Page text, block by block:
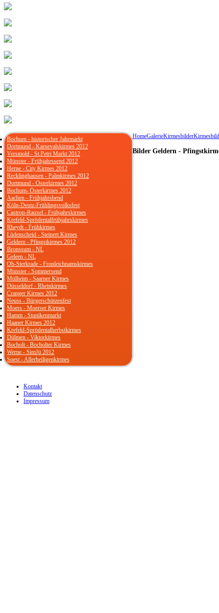
HomeGalerieKirmesbilder
Bilder Geldern -
Bochum - historischer Jahrmarkt
Dortmund - Karnevalskirmes 2012
Versmold - St.Petri Markt 2012
Münster - Frühjahrssend 2012
Herne - City Kirmes 2012
Recklinghausen - Palmkirmes 2012
Dortmund - Osterkirmes 2012
Bochum- Osterkirmes 2012
Aachen - Frühjahrsbend
Köln-Deutz-Frühlingsvolksfest
Castrop-Rauxel - Frühjahrskirmes
Krefeld-Sprödentalfrühjahrskirmes
Rheydt - Frühkirmes
Lüdenscheid - Steinert Kirmes
Geldern - Pfingstkirmes 2012
Bronssum - NL
Geleen - NL
Ob-Sterkrade - Fronleichnamskirmes
Münster - Sommersend
Mülheim - Saarner Kirmes
Düsseldorf - Rheinkirmes
Cranger Kirmes 2012
Neuss - Bürgerschützenfest
Moers - Moerser Kirmes
Hamm - Stunikenmarkt
Haaner Kirmes 2012
Krefeld-Sprödentalherbstkirmes
Dülmen - Viktorkirmes
Bocholt - Bocholter Kirmes
Werne - SimJü 2012
Soest - Allerheiligenkirmes
Kontakt
Datenschutz
Impressum